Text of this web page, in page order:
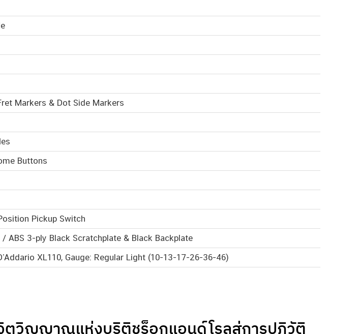
Markers & Dot Side Markers
Buttons
Pickup Switch
ABS 3-ply Black Scratchplate & Black Backplate
XL110, Gauge: Regular Light (10-13-17-26-36-46)
ตวิญญาณแห่งบริติชร็อกแอนด์โรลสู่การปฏิวัติ